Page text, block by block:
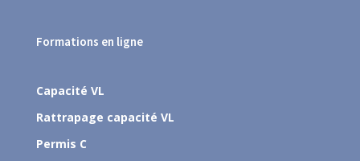
Formations en ligne
Capacité VL
Rattrapage capacité VL
Permis C